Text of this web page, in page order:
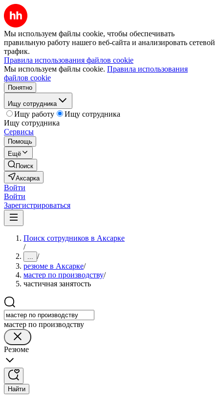
Мы используем файлы cookie, чтобы обеспечивать
правильную работу нашего веб-сайта и анализировать сетевой
трафик.
Правила использования файлов cookie
Мы используем файлы cookie. Правила использования
файлов cookie
Понятно
Ищу сотрудника
Ищу работу
Ищу сотрудника
Ищу сотрудника
Сервисы
Помощь
Ещё
Поиск
Аксарка
Войти
Войти
Зарегистрироваться
Поиск сотрудников в Аксарке
/
... /
резюме в Аксарке/
мастер по производству/
частичная занятость
мастер по производству
Резюме
Найти